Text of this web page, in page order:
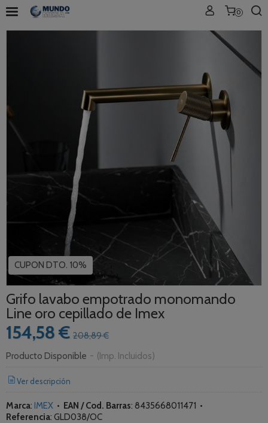
0
CUPON DTO. 10%
Grifo lavabo empotrado monomando
Line oro cepillado de Imex
154,58 € 208,89 €
Producto Disponible - (Imp. Incluidos)
Ver descripción
Marca: IMEX • EAN / Cod. Barras: 8435668011471 •
Referencia: GLD038/OC